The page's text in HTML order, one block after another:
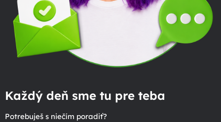
Každý deň sme tu pre teba
Potrebuješ s niečím poradiť?